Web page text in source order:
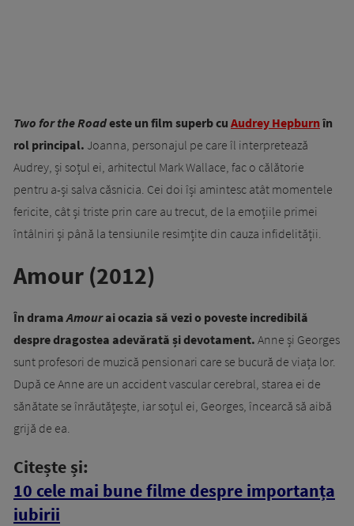
Two for the Roadeste un film superb cu Audrey Hepburnîn
rol principal. Joanna, personajul pe care îl interpretează
Audrey, și soțul ei, arhitectul Mark Wallace, fac o călătorie
pentru a-și salva căsnicia. Cei doi își amintesc atât momentele
fericite, cât și triste prin care au trecut, de la emoțiile primei
întâlniri și până la tensiunile resimțite din cauza infidelității.
Amour (2012)
În dramaAmourai ocazia să vezi o poveste incredibilă
despre dragostea adevărată și devotament. Anne și Georges
sunt profesori de muzică pensionari care se bucură de viața lor.
După ce Anne are un accident vascular cerebral, starea ei de
sănătate se înrăutățește, iar soțul ei, Georges, încearcă să aibă
grijă de ea.
Citește și:
10 cele mai bune filme despre importanța
iubirii